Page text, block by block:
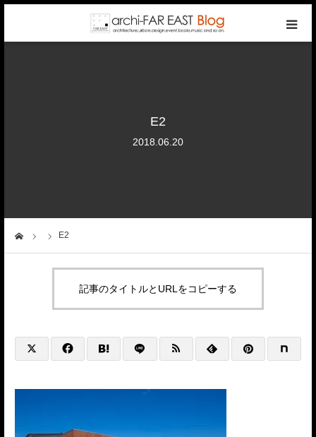
E2
2018.06.20
E2
記事のタイトルとURLをコピーする
company
@HP+SNS